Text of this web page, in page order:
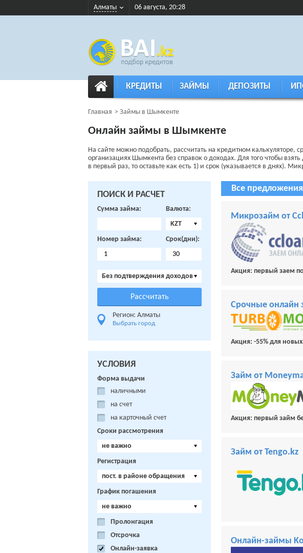
Алматы 06 августа, 20:28
КРЕДИТЫ ЗАЙМЫ ДЕПОЗИТЫ
Главная Займы в Шымкенте
Онлайн займы в Шымкенте
На сайте можно подобрать, рассчитать на кредитном
организациях Шымкента без справок о доходах. Для того чтобы
в первый раз, то оставьте как есть 1) и срок (указывается в днях).
Все предложения
Микрозайм от
Акция: первый заем
Срочные онлайн
Акция: -55% для
Займ от
Акция: первый займ
Займ от Tengo.kz
Онлайн-займы
ПОИСК И РАСЧЕТ
Сумма займа:
Валюта:
KZT
Номер займа:
Срок(дни):
Без подтверждения доходов
Регион: Алматы
Выбрать город
УСЛОВИЯ
Форма выдачи
наличными
на счет
на карточный счет
Сроки рассмотрения
не важно
Регистрация
пост. в районе обращения
График погашения
не важно
Пролонгация
Отсрочка
Онлайн-заявка